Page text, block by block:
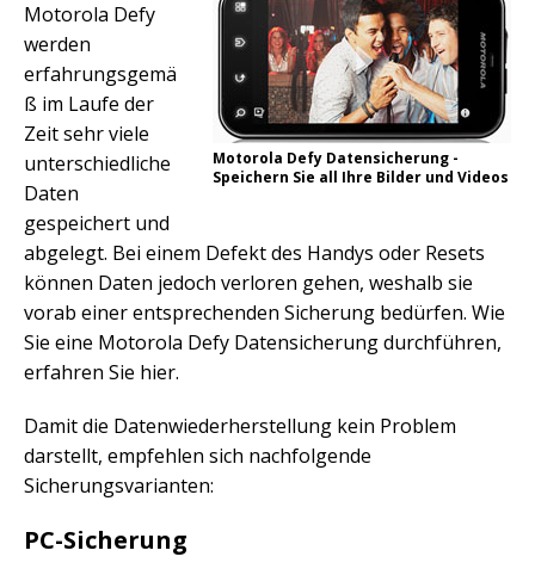
Motorola Defy Datensicherung -
Speichern Sie all Ihre Bilder und Videos
Motorola Defy
werden
erfahrungsgemä
ß im Laufe der
Zeit sehr viele
unterschiedliche
Daten
gespeichert und
abgelegt. Bei einem Defekt des Handys oder Resets
können Daten jedoch verloren gehen, weshalb sie
vorab einer entsprechenden Sicherung bedürfen. Wie
Sie eine Motorola Defy Datensicherung durchführen,
erfahren Sie hier.
Damit die Datenwiederherstellung kein Problem
darstellt, empfehlen sich nachfolgende
Sicherungsvarianten:
PC-Sicherung